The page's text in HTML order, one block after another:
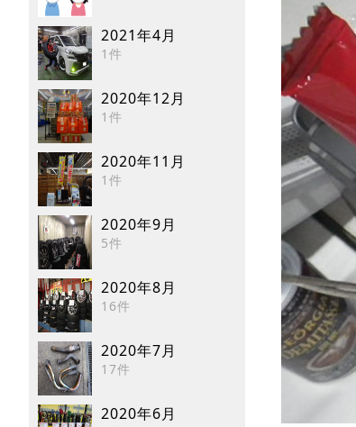
2021年4月
1件
2020年12月
1件
2020年11月
1件
2020年9月
5件
2020年8月
16件
2020年7月
17件
2020年6月